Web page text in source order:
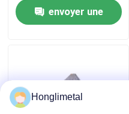
bobine d'acier inoxydable
envoyer une
Honglimetal